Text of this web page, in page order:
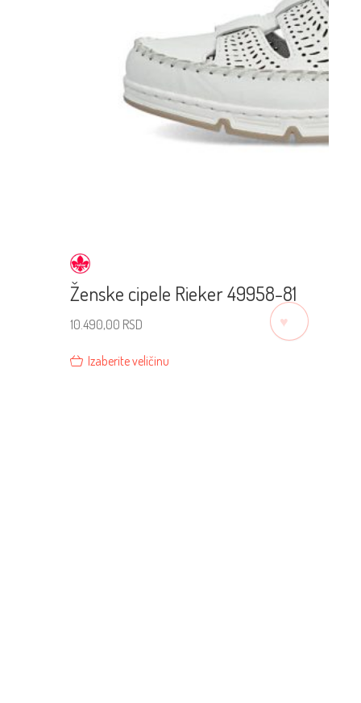
Ženske cipele Rieker 49958-81
10.490,00 RSD
Izaberite veličinu